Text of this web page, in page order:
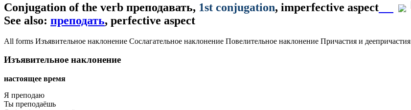
Conjugation of the verb преподавать, 1st conjugation, imperfective aspect
See also: преподать, perfective aspect
All forms Изъявительное наклонение Сослагательное наклонение Повелительное наклонение Причастия и деепричастия
Изъявительное наклонение
настоящее время
Я преподаю
Ты преподаёшь